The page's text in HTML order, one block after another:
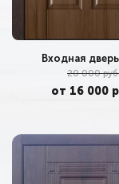
Входная
20 000
от 16 000